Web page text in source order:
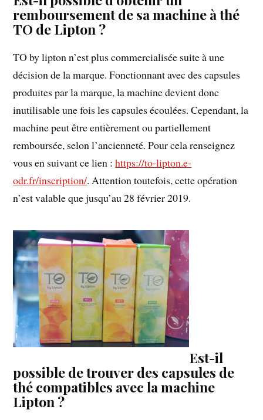
remboursement de sa machine à thé
TO de Lipton ?
TO by lipton n’est plus commercialisée suite à une
décision de la marque. Fonctionnant avec des capsules
produites par la marque, la machine devient donc
inutilisable une fois les capsules écoulées. Cependant, la
machine peut être entièrement ou partiellement
remboursée, selon l’ancienneté. Pour cela renseignez
vous en suivant ce lien :https://to-lipton.e-
odr.fr/inscription/. Attention toutefois, cette opération
n’est valable que jusqu’au 28 février 2019.
Est-il
possible de trouver des capsules de
thé compatibles avec la machine
Lipton ?